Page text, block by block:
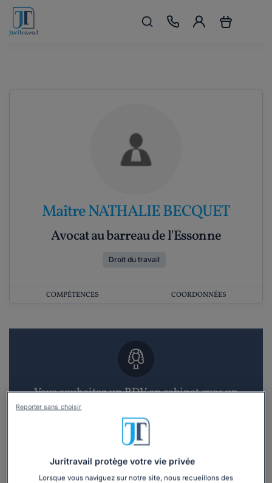
Maître NATHALIE BECQUET
Avocat au barreau de l'Essonne
Droit du travail
COMPÉTENCES COORDONNÉES
Vous souhaitez un RDV en cabinet avec un
3 devis en 48h
Juritravail protège votre vie privée
Lorsque vous naviguez sur notre site, nous recueillons des
Reporter sans choisir